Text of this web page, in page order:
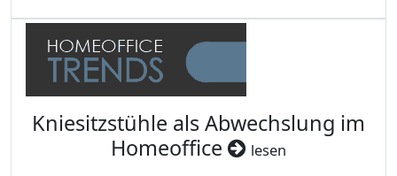
Kniesitzstühle als Abwechslung im
Homeoffice
lesen